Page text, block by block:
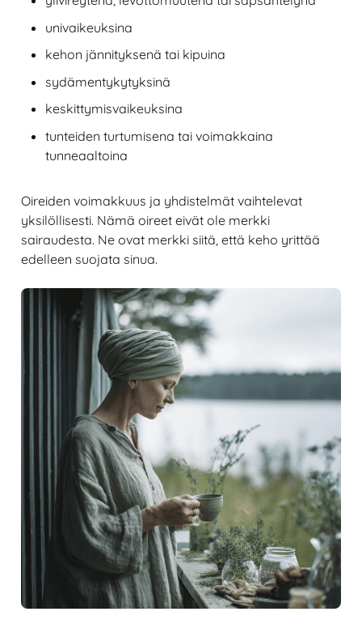
univaikeuksina
kehon jännityksenä tai kipuina
sydämentykytyksinä
keskittymisvaikeuksina
tunteiden turtumisena tai voimakkaina
tunneaaltoina
Oireiden voimakkuus ja yhdistelmät vaihtelevat
yksilöllisesti. Nämä oireet eivät ole merkki
sairaudesta. Ne ovat merkki siitä, että keho yrittää
edelleen suojata sinua.